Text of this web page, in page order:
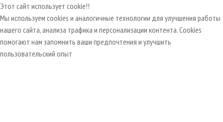
Этот сайт использует cookie!!
Мы используем cookies и аналогичные технологии для улучшения работы
нашего сайта, анализа трафика и персонализации контента. Cookies
помогают нам запомнить ваши предпочтения и улучшить
пользовательский опыт